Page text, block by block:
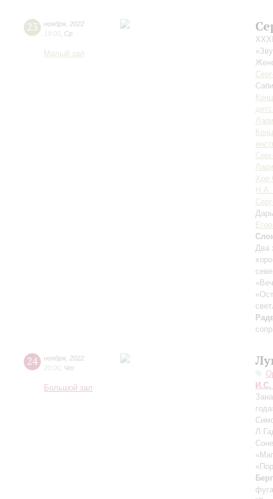
23 ноября 2022
19:00 Ср
Малый зал
Хор
Н.А.
Два
24 ноября 2022
20:00 Чт
Большой зал
И.С.